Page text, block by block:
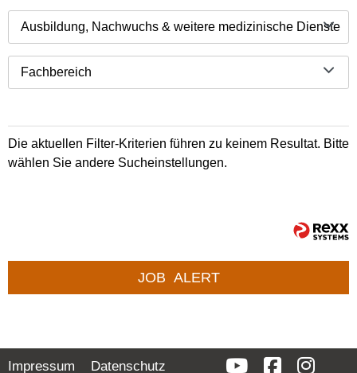
Ausbildung, Nachwuchs & weitere medizinische Dienste
Fachbereich
Die aktuellen Filter-Kriterien führen zu keinem Resultat. Bitte
wählen Sie andere Sucheinstellungen.
JOB ALERT
Impressum Datenschutz